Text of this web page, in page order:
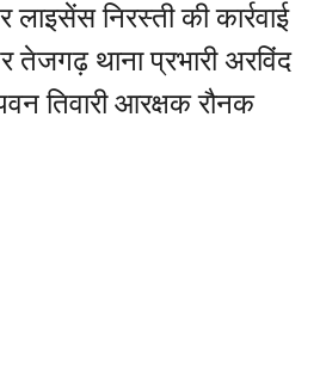
लाइसेंस निरस्ती की कार्रवाई
तेजगढ़ थाना प्रभारी अरविंद
तिवारी आरक्षक रौनक